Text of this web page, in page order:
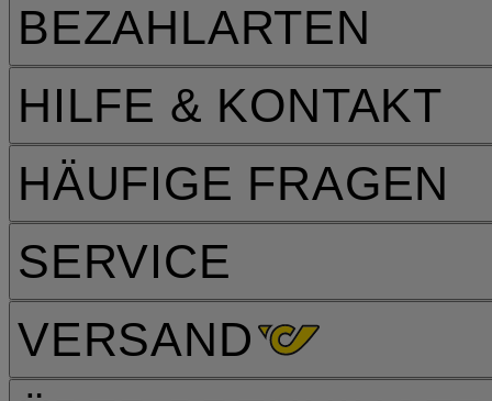
HILFE & KONTAKT
HÄUFIGE FRAGEN
SERVICE
VERSAND
BEZAHLARTEN